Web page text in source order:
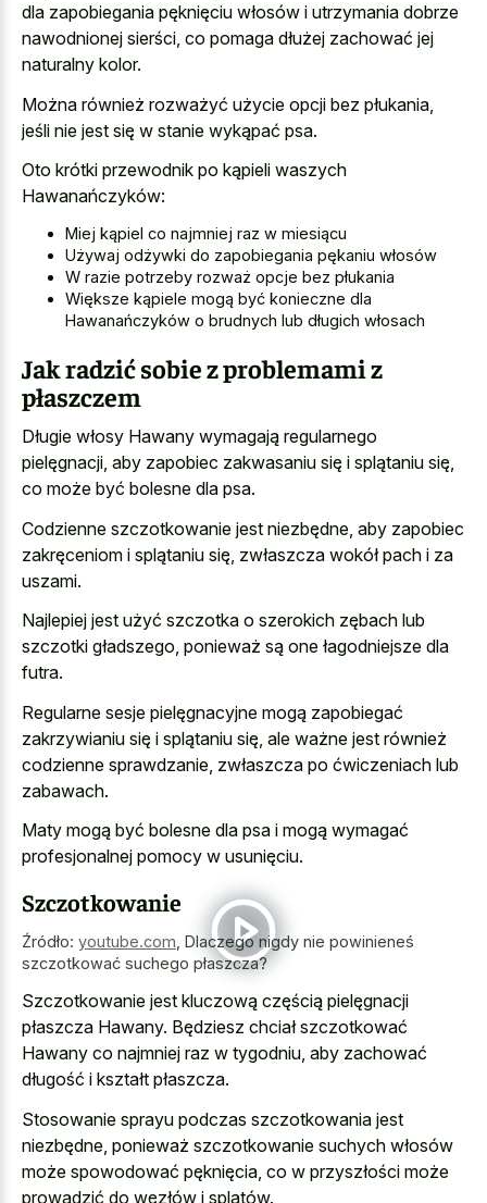
dla zapobiegania pęknięciu włosów i utrzymania dobrze
nawodnionej sierści, co pomaga dłużej zachować jej
naturalny kolor.
Można również rozważyć użycie opcji bez płukania,
jeśli nie jest się w stanie wykąpać psa.
Oto krótki przewodnik po kąpieli waszych
Hawanańczyków:
Miej kąpiel co najmniej raz w miesiącu
Używaj odżywki do zapobiegania pękaniu włosów
W razie potrzeby rozważ opcje bez płukania
Większe kąpiele mogą być konieczne dla
Hawanańczyków o brudnych lub długich włosach
Jak radzić sobie z problemami z
płaszczem
Długie włosy Hawany wymagają regularnego
pielęgnacji, aby zapobiec zakwasaniu się i splątaniu się,
co może być bolesne dla psa.
Codzienne szczotkowanie jest niezbędne, aby zapobiec
zakręceniom i splątaniu się, zwłaszcza wokół pach i za
uszami.
Najlepiej jest użyć szczotka o szerokich zębach lub
szczotki gładszego, ponieważ są one łagodniejsze dla
futra.
Regularne sesje pielęgnacyjne mogą zapobiegać
zakrzywianiu się i splątaniu się, ale ważne jest również
codzienne sprawdzanie, zwłaszcza po ćwiczeniach lub
zabawach.
Maty mogą być bolesne dla psa i mogą wymagać
profesjonalnej pomocy w usunięciu.
Szczotkowanie
Źródło: youtube.com Dlaczego nigdy nie powinieneś
szczotkować suchego płaszcza?
Szczotkowanie jest kluczową częścią pielęgnacji
płaszcza Hawany. Będziesz chciał szczotkować
Hawany co najmniej raz w tygodniu, aby zachować
długość i kształt płaszcza.
Stosowanie sprayu podczas szczotkowania jest
niezbędne, ponieważ szczotkowanie suchych włosów
może spowodować pęknięcia, co w przyszłości może
prowadzić do węzłów i splątów.